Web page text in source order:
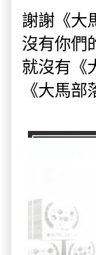
謝謝《大
沒有你們
就沒有《
《大馬